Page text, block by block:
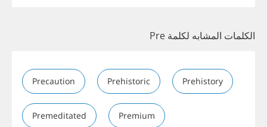
الكلمات المشابه لكلمة Pre
Precaution Prehistoric Prehistory
Premeditated Premium